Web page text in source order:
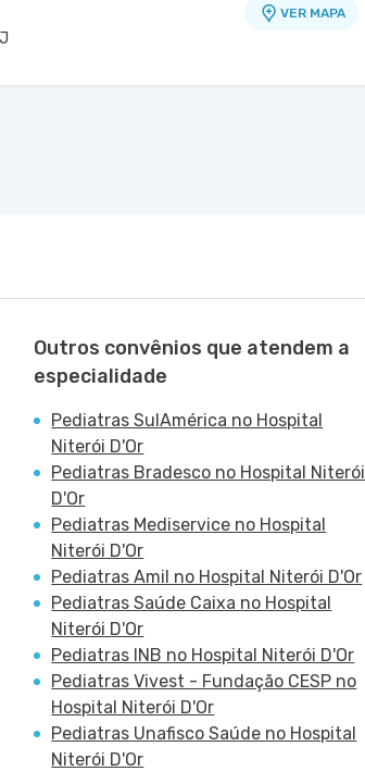
VER MAPA
Outros convênios que atendem a
especialidade
Pediatras SulAmérica no Hospital
Niterói D'Or
Pediatras Bradesco no Hospital Niterói
D'Or
Pediatras Mediservice no Hospital
Niterói D'Or
Pediatras Amil no Hospital Niterói D'Or
Pediatras Saúde Caixa no Hospital
Niterói D'Or
Pediatras INB no Hospital Niterói D'Or
Pediatras Vivest - Fundação CESP no
Hospital Niterói D'Or
Pediatras Unafisco Saúde no Hospital
Niterói D'Or